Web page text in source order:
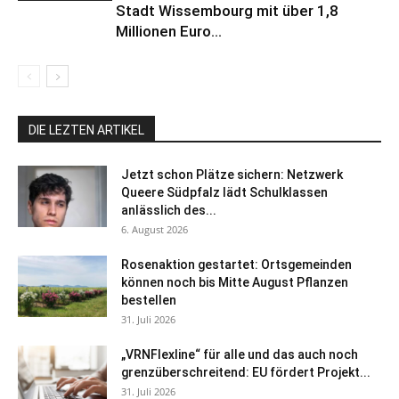
Stadt Wissembourg mit über 1,8
Millionen Euro...
DIE LEZTEN ARTIKEL
Jetzt schon Plätze sichern: Netzwerk
Queere Südpfalz lädt Schulklassen
anlässlich des...
6. August 2026
Rosenaktion gestartet: Ortsgemeinden
können noch bis Mitte August Pflanzen
bestellen
31. Juli 2026
„VRNFlexline“ für alle und das auch noch
grenzüberschreitend: EU fördert Projekt...
31. Juli 2026